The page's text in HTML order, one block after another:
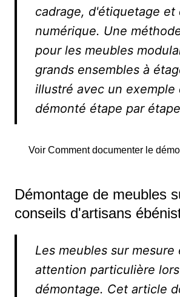
cadrage, d'étiquetage et
numérique. Une
pour les meubles
grands ensembles à
illustré avec un
démonté étape par
Voir Comment documenter le
Démontage de meubles
conseils d'artisans
Les meubles sur
attention particulière
démontage. Cet article